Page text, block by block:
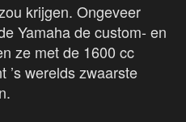
krijgen. Ongeveer
Yamaha de custom- en
ze met de 1600 cc
’s werelds zwaarste